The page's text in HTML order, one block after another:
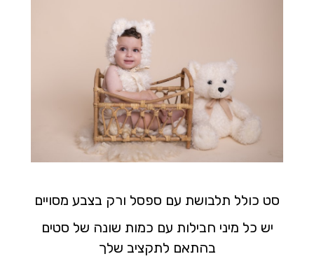
סט כולל תלבושת עם ספסל ורק בצבע מסויים
יש כל מיני חבילות עם כמות שונה של סטים
בהתאם לתקציב שלך